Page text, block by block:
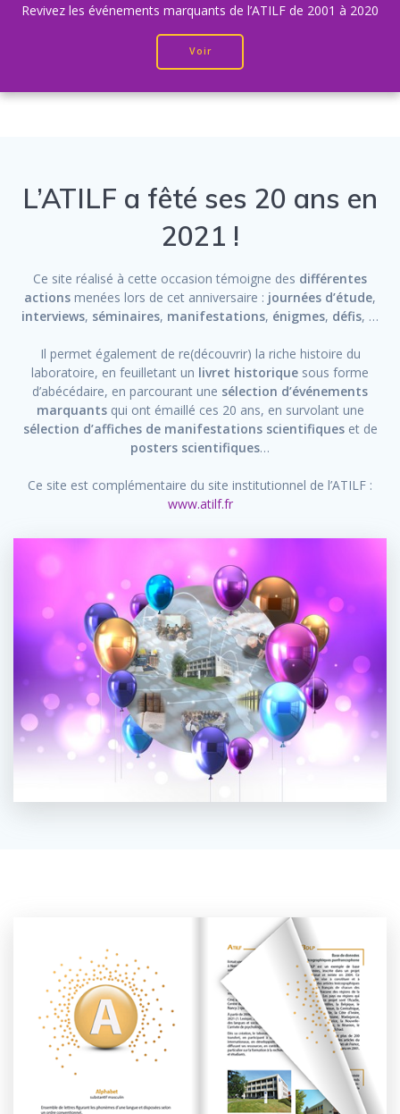
Revivez les événements marquants de l’ATILF de 2001 à 2020
Voir
L’ATILF a fêté ses 20 ans en
2021 !
Ce site réalisé à cette occasion témoigne des différentes
actions menées lors de cet anniversaire : journées d’étude,
interviews, séminaires, manifestations, énigmes, défis, …
Il permet également de re(découvrir) la riche histoire du
laboratoire, en feuilletant un livret historique sous forme
d’abécédaire, en parcourant une sélection d’événements
marquantsqui ont émaillé ces 20 ans, en survolant une
sélection d’affiches de manifestations scientifiqueset de
posters scientifiques…
Ce site est complémentaire du site institutionnel de l’ATILF :
www.atilf.fr